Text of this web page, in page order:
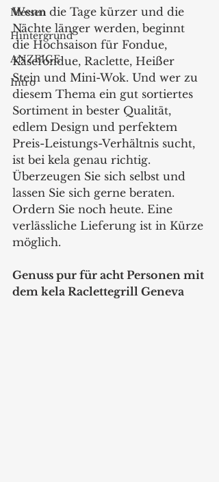
Messen
Hintergrund
ANZEIGE
Intro
Wenn die Tage kürzer und die
Nächte länger werden, beginnt
die Hochsaison für Fondue,
Käsefondue, Raclette, Heißer
Stein und Mini-Wok. Und wer zu
diesem Thema ein gut sortiertes
Sortiment in bester Qualität,
edlem Design und perfektem
Preis-Leistungs-Verhältnis sucht,
ist bei kela genau richtig.
Überzeugen Sie sich selbst und
lassen Sie sich gerne beraten.
Ordern Sie noch heute. Eine
verlässliche Lieferung ist in Kürze
möglich.
Genuss pur für acht Personen mit
dem kela Raclettegrill Geneva